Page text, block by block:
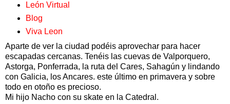
León Virtual
Blog
Viva Leon
Aparte de ver la ciudad podéis aprovechar para hacer
escapadas cercanas. Tenéis las cuevas de Valporquero,
Astorga, Ponferrada, la ruta del Cares, Sahagún y lindando
con Galicia, los Ancares. este último en primavera y sobre
todo en otoño es precioso.
Mi hijo Nacho con su skate en la Catedral.